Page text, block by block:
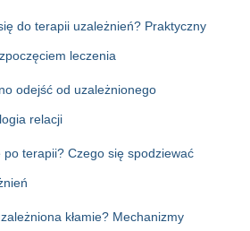
do terapii uzależnień? Praktyczny
leczenia
odejść od uzależnionego
relacji
po terapii? Czego się spodziewać
kłamie? Mechanizmy